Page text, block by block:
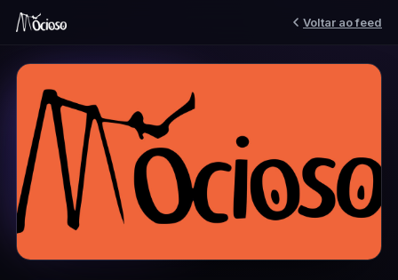
Voltar ao feed